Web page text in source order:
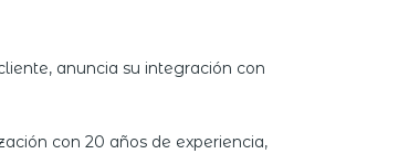
anuncia su integración con
con 20 años de experiencia,